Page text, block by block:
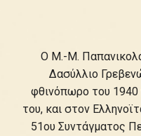
Ο Μ.-Μ.
Δασύλλιο
φθινόπωρο του 1940
του, και στον
51ου Συντάγματος